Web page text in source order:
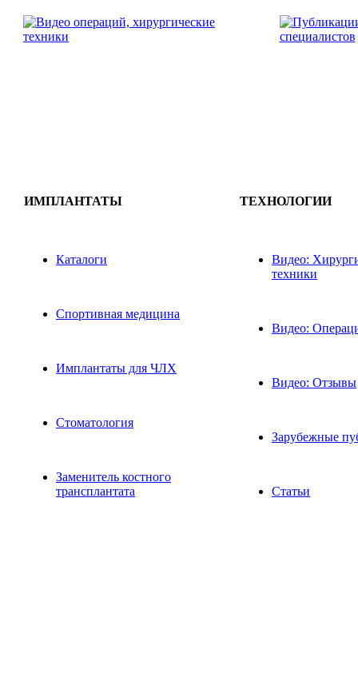
ИМПЛАНТАТЫ
Каталоги
Спортивная медицина
Имплантаты для ЧЛХ
Стоматология
Заменитель костного
трансплантата
ТЕХНОЛОГИИ
Видео:
техники
Видео:
Видео: Отзывы
Зарубежные
Статьи